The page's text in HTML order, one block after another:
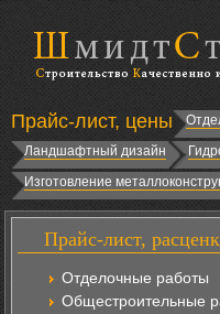
Прайс-лист, цены
Ландшафтный дизайн
Изготовление
Прайс-лист,
Отделочные работы
Общестроительные